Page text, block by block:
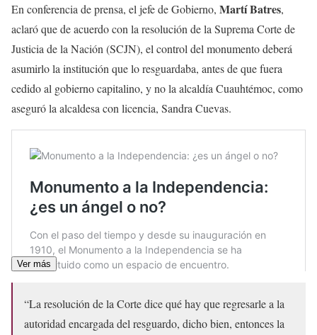
En conferencia de prensa, el jefe de Gobierno, Martí Batres,
aclaró que de acuerdo con la resolución de la Suprema Corte de
Justicia de la Nación (SCJN), el control del monumento deberá
asumirlo la institución que lo resguardaba, antes de que fuera
cedido al gobierno capitalino, y no la alcaldía Cuauhtémoc, como
aseguró la alcaldesa con licencia, Sandra Cuevas.
Ver más
“La resolución de la Corte dice qué hay que regresarle a la
autoridad encargada del resguardo, dicho bien, entonces la